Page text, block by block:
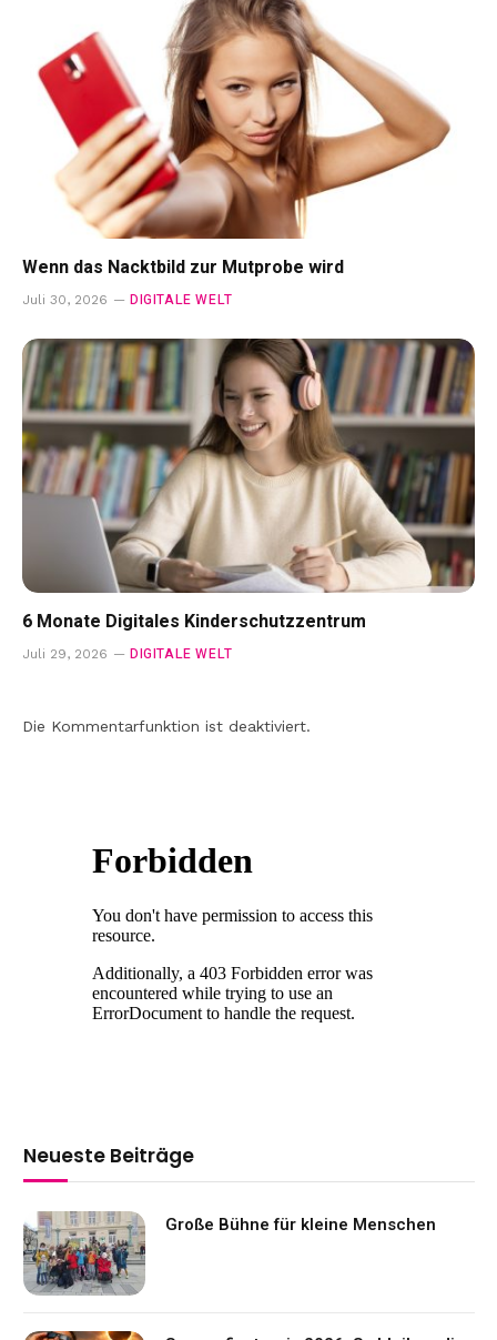
Wenn das Nacktbild zur Mutprobe wird
Juli 30, 2026 DIGITALE WELT
6 Monate Digitales Kinderschutzzentrum
Juli 29, 2026 DIGITALE WELT
Die Kommentarfunktion ist deaktiviert.
Neueste Beiträge
Große Bühne für kleine Menschen